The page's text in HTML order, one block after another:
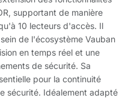
supportant de manière
10 lecteurs d'accès. Il
de l'écosystème Vauban
en temps réel et une
de sécurité. Sa
pour la continuité
sécurité. Idéalement adapté